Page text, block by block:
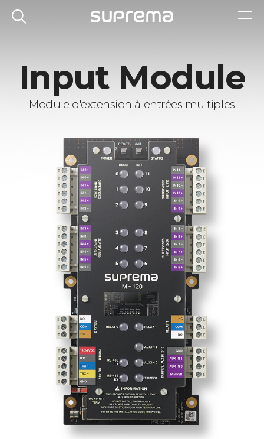
Input Module
Module d'extension à entrées multiples